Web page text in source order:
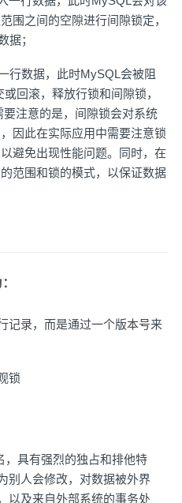
围之间的空隙进行间隙锁定，
据；
行数据，此时MySQL会被阻
回滚，释放行锁和间隙锁，
注意的是，间隙锁会对系统
因此在实际应用中需要注意锁
避免出现性能问题。同时，在
范围和锁的模式，以保证数据
记录，而是通过一个版本号来
锁
具有强烈的独占和排他特
别人会修改，对数据被外界
以及来自外部系统的事务处